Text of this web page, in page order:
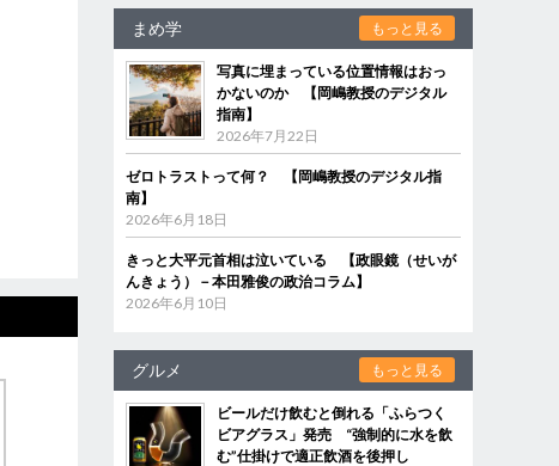
まめ学 もっと見る
写真に埋まっている位置情報はおっ
かないのか 【岡嶋教授のデジタル
指南】
2026年7月22日
ゼロトラストって何？ 【岡嶋教授のデジタル指
南】
2026年6月18日
きっと大平元首相は泣いている 【政眼鏡（せいが
んきょう）－本田雅俊の政治コラム】
2026年6月10日
グルメ もっと見る
ビールだけ飲むと倒れる「ふらつく
ビアグラス」発売 “強制的に水を飲
む”仕掛けで適正飲酒を後押し